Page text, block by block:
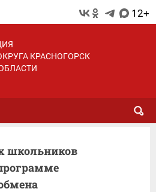
12+
КРАСНОГОРСК
школьников